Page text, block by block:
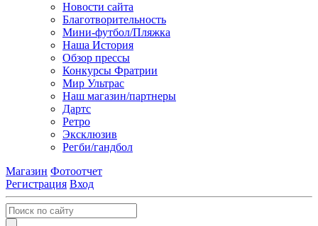
Новости сайта
Благотворительность
Мини-футбол/Пляжка
Наша История
Обзор прессы
Конкурсы Фратрии
Мир Ультрас
Наш магазин/партнеры
Дартс
Ретро
Эксклюзив
Регби/гандбол
Магазин Фотоотчет
Регистрация Вход